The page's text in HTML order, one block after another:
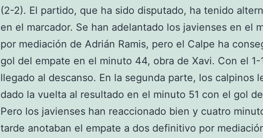
(2-2). El partido, que ha sido disputado, ha tenido
en el marcador. Se han adelantado los javienses en el
por mediación de Adrián Ramis, pero el Calpe ha
gol del empate en el minuto 44, obra de Xavi. Con el 1-
llegado al descanso. En la segunda parte, los calpinos
dado la vuelta al resultado en el minuto 51 con el gol
Pero los javienses han reaccionado bien y cuatro
tarde anotaban el empate a dos definitivo por